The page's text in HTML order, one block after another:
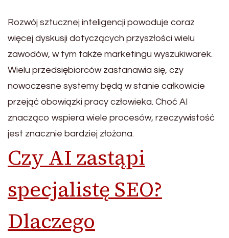
Rozwój sztucznej inteligencji powoduje coraz
więcej dyskusji dotyczących przyszłości wielu
zawodów, w tym także marketingu wyszukiwarek.
Wielu przedsiębiorców zastanawia się, czy
nowoczesne systemy będą w stanie całkowicie
przejąć obowiązki pracy człowieka. Choć AI
znacząco wspiera wiele procesów, rzeczywistość
jest znacznie bardziej złożona.
Czy AI zastąpi
specjalistę SEO?
Dlaczego